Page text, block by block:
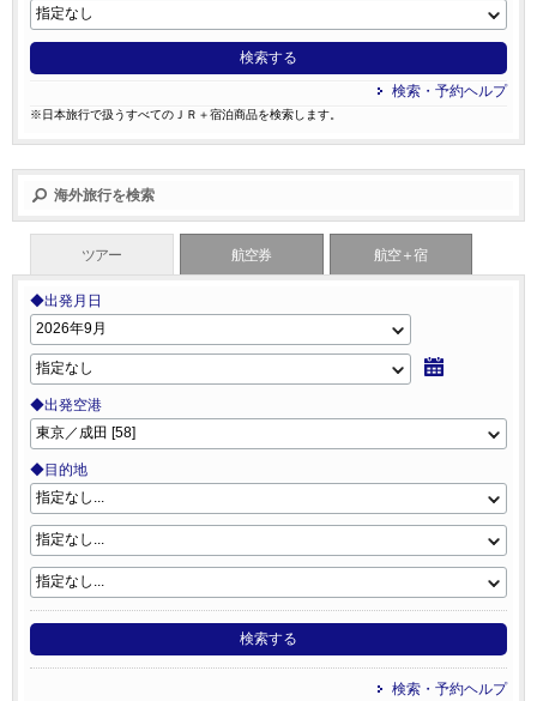
検索する
検索・予約ヘルプ
※日本旅行で扱うすべてのＪＲ＋宿泊商品を検索します。
海外旅行を検索
ツアー 航空券 航空＋宿
◆出発月日
◆出発空港
◆目的地
検索する
検索・予約ヘルプ